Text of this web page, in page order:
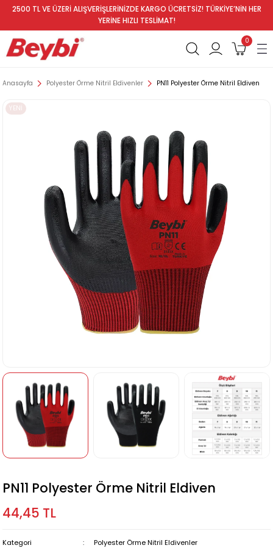
2500 TL VE ÜZERİ ALIŞVERİŞLERİNİZDE KARGO ÜCRETSİZ! TÜRKİYE’NİN HER
YERİNE HIZLI TESLİMAT!
0
Anasayfa Polyester Örme Nitril Eldivenler PN11 Polyester Örme Nitril Eldiven
YENİ
PN11 Polyester Örme Nitril Eldiven
44,45 TL
Kategori
Polyester Örme Nitril Eldivenler